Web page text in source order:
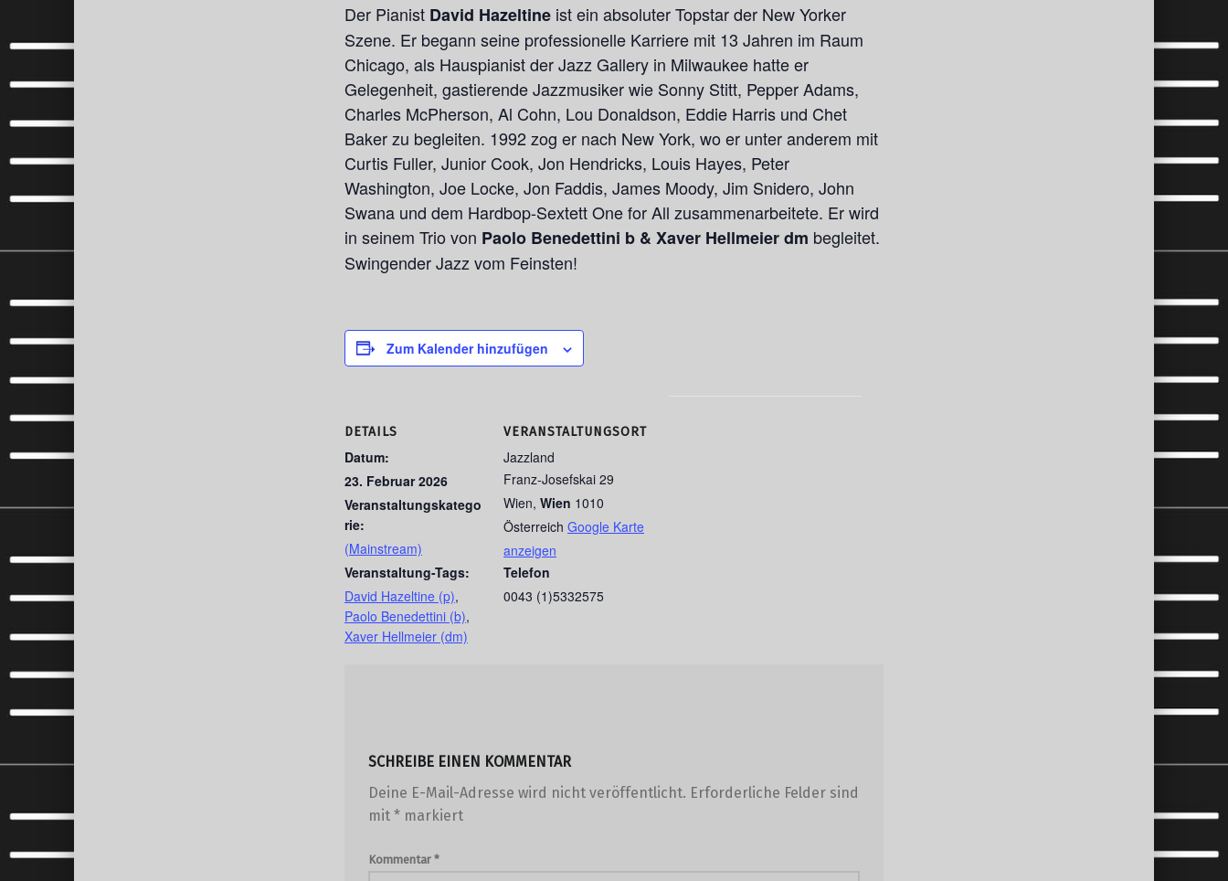
Der Pianist David Hazeltineist ein absoluter Topstar der New Yorker
Szene. Er begann seine professionelle Karriere mit 13 Jahren im Raum
Chicago, als Hauspianist der Jazz Gallery in Milwaukee hatte er
Gelegenheit, gastierende Jazzmusiker wie Sonny Stitt, Pepper Adams,
Charles McPherson, Al Cohn, Lou Donaldson, Eddie Harris und Chet
Baker zu begleiten. 1992 zog er nach New York, wo er unter anderem mit
Curtis Fuller, Junior Cook, Jon Hendricks, Louis Hayes, Peter
Washington, Joe Locke, Jon Faddis, James Moody, Jim Snidero, John
Swana und dem Hardbop-Sextett One for All zusammenarbeitete. Er wird
in seinem Trio von Paolo Benedettini b & Xaver Hellmeier dm begleitet.
Swingender Jazz vom Feinsten!
Zum Kalender hinzufügen
DETAILS
Datum:
23. Februar 2026
Veranstaltungskatego
rie:
(Mainstream)
Veranstaltung-Tags:
David Hazeltine (p),
Paolo Benedettini (b),
Xaver Hellmeier (dm)
VERANSTALTUNGSORT
Jazzland
Franz-Josefskai 29
Wien, Wien 1010
Österreich Google Karte
anzeigen
Telefon
0043 (1)5332575
SCHREIBE EINEN KOMMENTAR
Deine E-Mail-Adresse wird nicht veröffentlicht. Erforderliche Felder sind
mit *markiert
Kommentar *